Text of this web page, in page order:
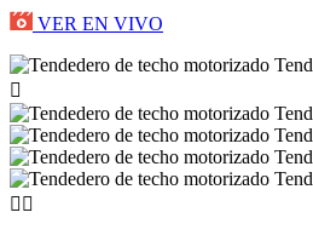
VER EN VIVO

 